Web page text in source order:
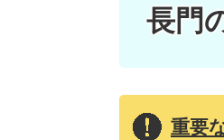
長門
重要